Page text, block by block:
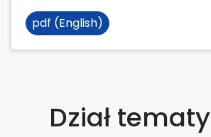
pdf (English)
Dział